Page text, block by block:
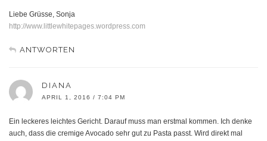
Liebe Grüsse, Sonja
http://www.littlewhitepages.wordpress.com
ANTWORTEN
DIANA
APRIL 1, 2016 / 7:04 PM
Ein leckeres leichtes Gericht. Darauf muss man erstmal kommen. Ich denke
auch, dass die cremige Avocado sehr gut zu Pasta passt. Wird direkt mal